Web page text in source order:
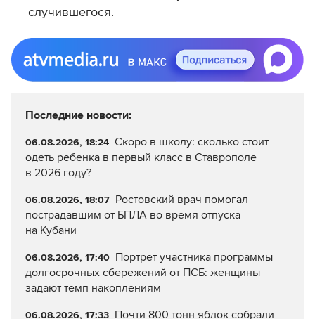
случившегося.
Последние новости:
06.08.2026, 18:24 Скоро в школу: сколько стоит
одеть ребенка в первый класс в Ставрополе
в 2026 году?
06.08.2026, 18:07 Ростовский врач помогал
пострадавшим от БПЛА во время отпуска
на Кубани
06.08.2026, 17:40 Портрет участника программы
долгосрочных сбережений от ПСБ: женщины
задают темп накоплениям
06.08.2026, 17:33 Почти 800 тонн яблок собрали